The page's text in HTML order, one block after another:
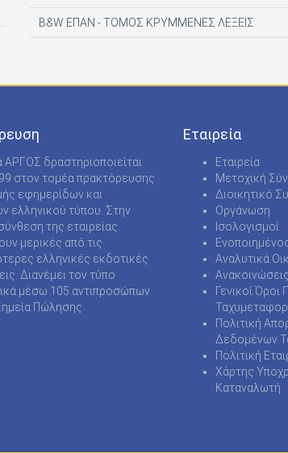
B&W ΕΠΑΝ - ΤΟΜΟΣ ΚΡΥΜΜΕΝΕΣ ΛΕΞΕΙΣ
B&W ΕΠΑΝ - ΤΟΜΟΣ ΥΠΕΡ ΣΤΑΥΡΟΛΕΞΟ
B&W ΕΠΑΝ ΤΟΜΟΣ ΚΡΥΠΤΟΛΕΞΑ JUMBO
SUDOKU HOBBY
SUDOKU MASTER
SUDOKU MASTER PRO
SUPER ΣΤΑΥΡΟΛΕΞΑ
SUPER ΤΟΜΟΣ ΚΟΥΙΖ SUDOKU
ΑΡΓΟΣ δραστηριοποιείται
στον τομέα πρακτόρευσης
εφημερίδων και
ελληνικού τύπου. Στην
της εταιρείας
μερικές από τις
ελληνικές εκδοτικές
Διανέμει τον τύπο
μέσω 105 αντιπροσώπων
Πώλησης.
Εταιρεία
Εταιρεία
Μετοχική
Διοικητικό
Οργάνωση
Ισολογισμοί
Αναλυτικά
Ανακοινώσεις
Γενικοί
Πολιτική
Δεδομένων
Πολιτική
Χάρτης
Καταναλωτή